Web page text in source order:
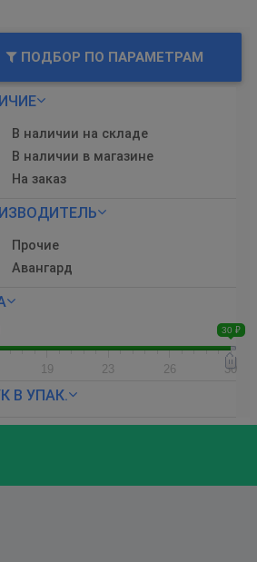
ПОДБОР ПО ПАРАМЕТРАМ
В наличии на складе
В наличии в магазине
На заказ
Прочие
Авангард
30 ₽
19 23 26 30
В УПАК.